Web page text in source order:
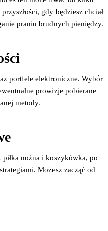
gdy będziesz chciał
praniu brudnych pieniędzy.
portfele elektroniczne. Wybór
prowizje pobierane
metody.
nożna i koszykówka, po
Możesz zacząć od